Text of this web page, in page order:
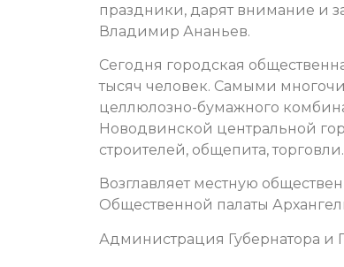
праздники, дарят внимание и
Владимир Ананьев.
Сегодня городская
тысяч человек. Самыми
целлюлозно-бумажного
Новодвинской центральной
строителей, общепита, торговли.
Возглавляет местную
Общественной палаты
Администрация Губернатора и